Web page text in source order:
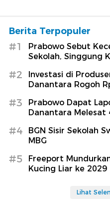
Berita Terpopuler
#1
Prabowo Sebut
Sekolah, Singgung
#2
Investasi di
Danantara Rogoh
#3
Prabowo Dapat
Danantara Melesat
#4
BGN Sisir Sekolah
MBG
#5
Freeport
Kucing Liar ke 2029
Lihat